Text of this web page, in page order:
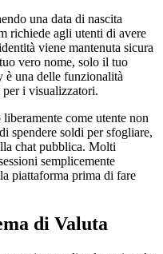
una data di nascita
richiede agli utenti di avere
viene mantenuta sicura
vero nome, solo il tuo
è una delle funzionalità
i visualizzatori.
come utente non
spendere soldi per sfogliare,
chat pubblica. Molti
semplicemente
piattaforma prima di fare
di Valuta